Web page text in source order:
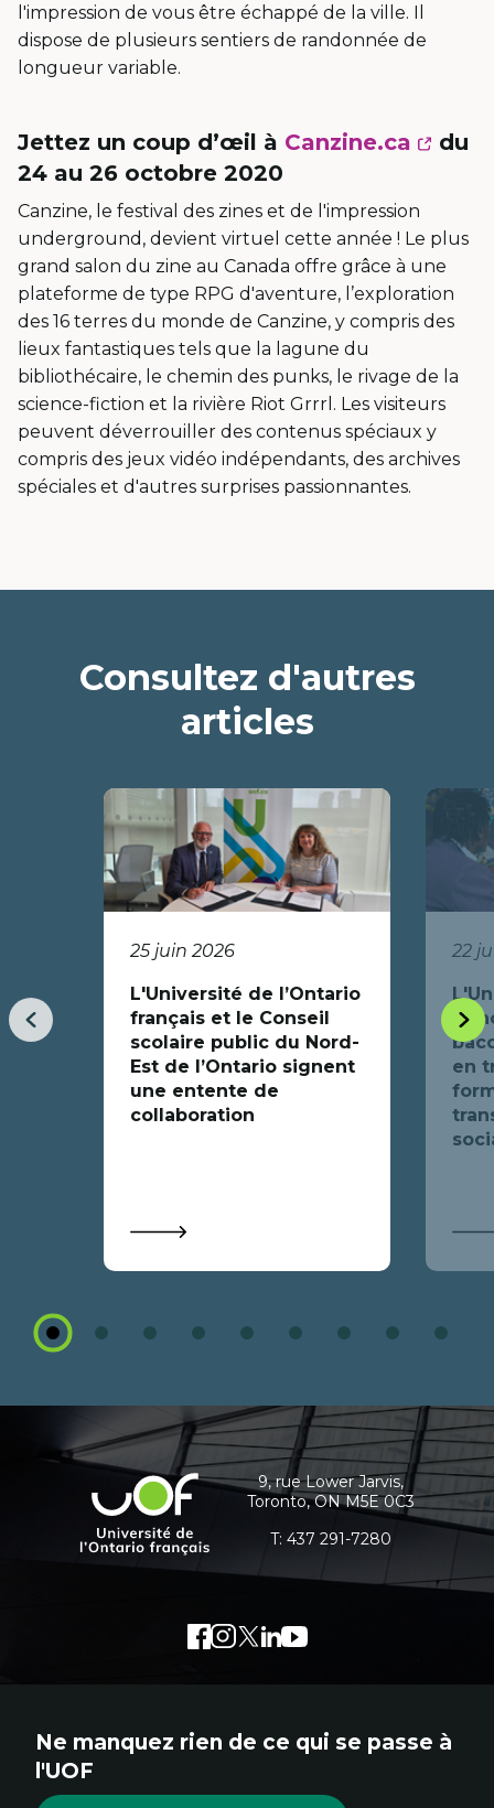
lien
s'ouvrira
dans
fenêtre
l'impression de vous être échappé de la ville. Il
dispose de plusieurs sentiers de randonnée de
longueur variable.
Jettez un coup d’œil à Canzine.ca
Ce
dans
une
du
24 au 26 octobre 2020
Canzine, le festival des zines et de l'impression
underground, devient virtuel cette année ! Le plus
grand salon du zine au Canada offre grâce à une
plateforme de type RPG d'aventure, l’exploration
des 16 terres du monde de Canzine, y compris des
lieux fantastiques tels que la lagune du
bibliothécaire, le chemin des punks, le rivage de la
science-fiction et la rivière Riot Grrrl. Les visiteurs
peuvent déverrouiller des contenus spéciaux y
compris des jeux vidéo indépendants, des archives
spéciales et d'autres surprises passionnantes.
Consultez d'autres
articles
25 juin 2026
L'Université de l’Ontario
français et le Conseil
scolaire public du Nord-
Est de l’Ontario signent
une entente de
collaboration
22
en
Item
précédent
1
Item
informations
supplémentaires
Université
l'Ontario
9, rue Lower Jarvis,
Toronto, ON M5E 0C3
T: 437 291-7280
Facebook
Lien
Cet
s'ouvrira
Instagram
Lien
Cet
s'ouvrira
Twitter
Lien
Cet
s'ouvrira
LinkedIn
Lien
Cet
s'ouvrira
Youtube
Lien
Cet
s'ouvrira
Ne manquez rien de ce qui se passe à
l'UOF